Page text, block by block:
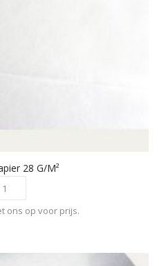
28 G/m²
ons op voor prijs.